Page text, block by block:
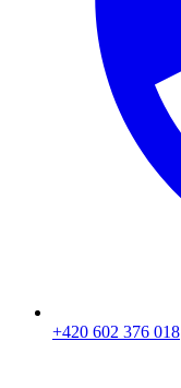
+420 602 376 018